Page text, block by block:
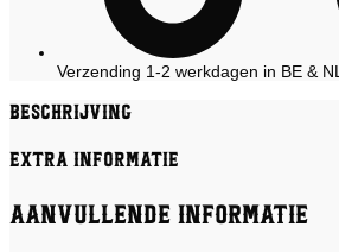
Verzending 1-2 werkdagen in BE & NL
Beschrijving
Extra informatie
Aanvullende informatie